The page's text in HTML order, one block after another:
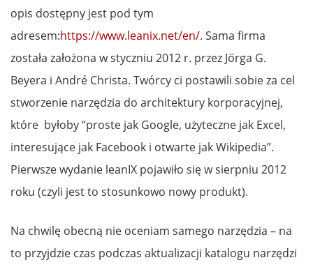
opis dostępny jest pod tym
adresem:https://www.leanix.net/en/. Sama firma
została założona w styczniu 2012 r. przez Jörga G.
Beyera i André Christa. Twórcy ci postawili sobie za cel
stworzenie narzędzia do architektury korporacyjnej,
które byłoby “proste jak Google, użyteczne jak Excel,
interesujące jak Facebook i otwarte jak Wikipedia”.
Pierwsze wydanie leanIX pojawiło się w sierpniu 2012
roku (czyli jest to stosunkowo nowy produkt).
Na chwilę obecną nie oceniam samego narzędzia – na
to przyjdzie czas podczas aktualizacji katalogu narzędzi